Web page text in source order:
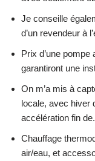
Je conseille
d’un revendeur à
Prix d’une
garantiront une
On m’a mis à
locale, avec hiver
accélération fin de.
Chauffage
air/eau, et